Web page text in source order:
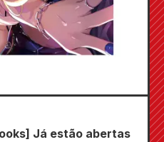
Já estão abertas